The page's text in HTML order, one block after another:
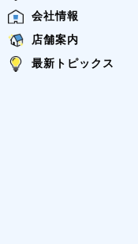
会社情報
店舗案内
最新トピックス